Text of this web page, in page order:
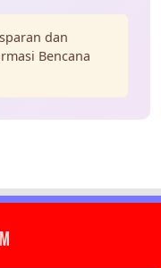
dan
Bencana